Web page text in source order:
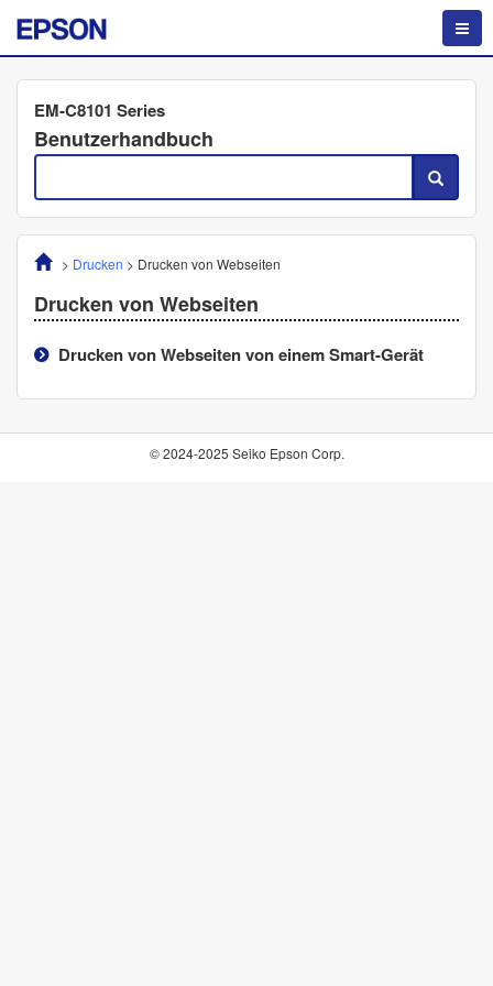
EM-C8101 Series
Benutzerhandbuch
> Drucken > Drucken von Webseiten
Drucken von Webseiten
Drucken von Webseiten von einem Smart-Gerät
© 2024-2025 Seiko Epson Corp.